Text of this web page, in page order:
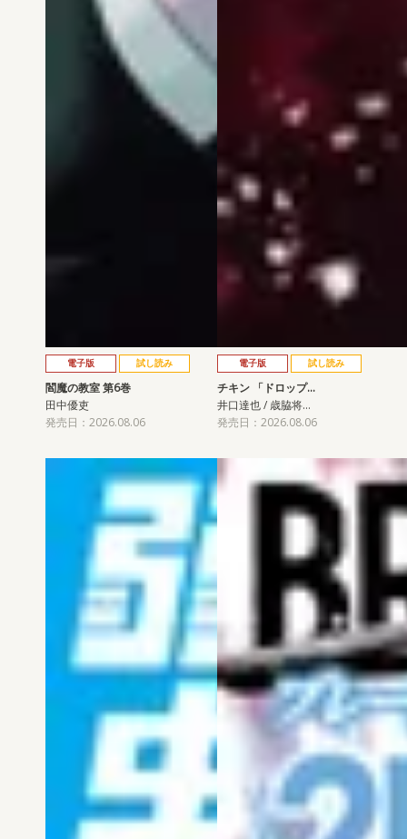
電子版 試し読み
閻魔の教室 第6巻
田中優吏
発売日：2026.08.06
電子版 試し読み
チキン 「ドロップ…
井口達也 / 歳脇将…
発売日：2026.08.06